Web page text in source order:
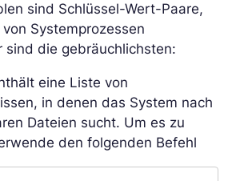
sind Schlüssel-Wert-Paare,
Systemprozessen
sind die gebräuchlichsten:
eine Liste von
in denen das System nach
Dateien sucht. Um es zu
den folgenden Befehl